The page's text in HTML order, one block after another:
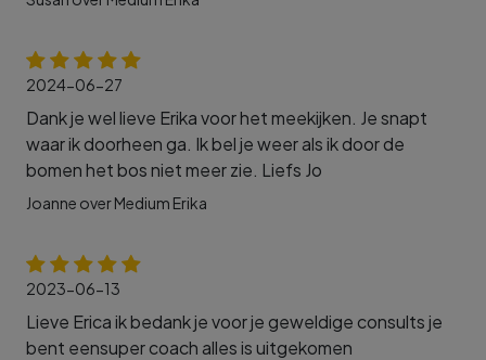
2024-06-27
Dank je wel lieve Erika voor het meekijken. Je snapt
waar ik doorheen ga. Ik bel je weer als ik door de
bomen het bos niet meer zie. Liefs Jo
Joanne over Medium Erika
2023-06-13
Lieve Erica ik bedank je voor je geweldige consults je
bent eensuper coach alles is uitgekomen